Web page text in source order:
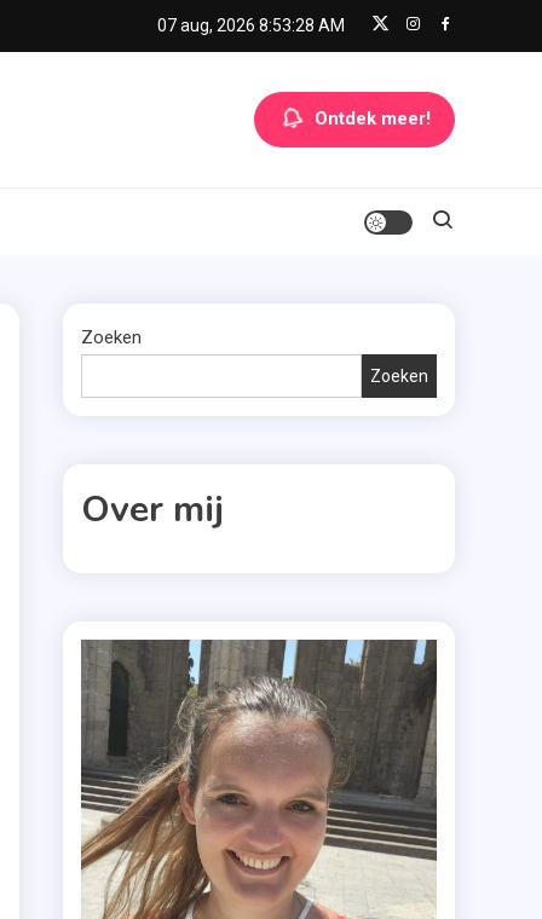
07 aug, 2026 8:53:29 AM
Ontdek meer!
Zoeken
Zoeken
Over mij